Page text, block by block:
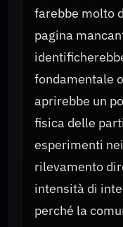
farebbe molto
pagina
fondamentale
aprirebbe un
fisica delle
esperimenti
rilevamento
intensità di
perché la